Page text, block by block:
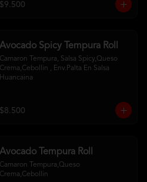
$9.500
Avocado Spicy Tempura Roll
Camaron Tempura, Salsa Spicy,Queso
Crema,Cebollin , Env.Palta En Salsa
Huancaina
$8.500
Avocado Tempura Roll
Camaron Tempura,Queso
Crema,Cebollin